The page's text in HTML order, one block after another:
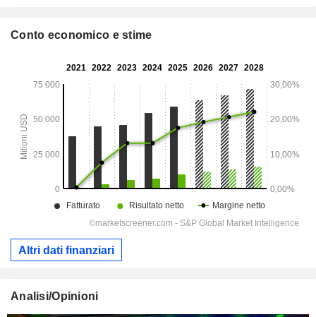
Conto economico e stime
Altri dati finanziari
Analisi/Opinioni